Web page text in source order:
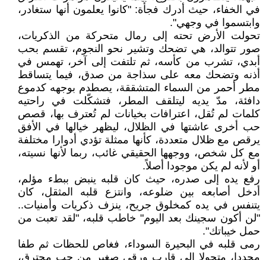
في الخفاء، حيث أدرك فجأة: "كانوا يعلمون أنها ستغادر،
وابتسموا في وجهي".
تحولت الأرض تحته إلى رمال متحركة من الذكريات،
صور تتوالد، هي تضحك وتشير نحو النجوم، تقسم بحب
أبدي، تشرب من كأسه، ثم تلتفت إلى آخر، تهمس في
أذنه وتضحك معه على سذاجة من صدق، فيما يتساقط
مطر أحمر من السماء المتشققة، يصطدم بوجهه كدموع
دافئة، مدّ يديه ليتلقف المطر، فتشكّلت في راحتيه
كلمات لم تُقل، اعترافات بخيانات لم تُعترف بها، قصص
حب أخرى عاشتها في الظلال، ليظهر خيالها في الأفق
يرقص مع ظلال متعددة، كأنها ممثلة تؤدي أدوارا مختلفة
مع كل شخص، ووجهها الحقيقي غائب، ربما لأنها نسيته،
أو لأنه لم يكن موجودا أصلاً.
رفع يده إلى صدره، حيث كان قلبه ينبض ببطء مؤلم،
أدخل أصابعه بين ضلوعه، وانتزع قلبه المثقل، كان
يتنفس في يده كمخلوق جريح، ينزف ذكريات وأمنيات..
"لن أكون سجينك بعد اليوم" خاطب قلبه، "لقد تعبت من
حمل خيباتك".
رمى قلبه في البحيرة السوداء، فغاص للحظات ثم طفا
مجددا، متحولا إلى قارب ورقي صغير من حب محترق،